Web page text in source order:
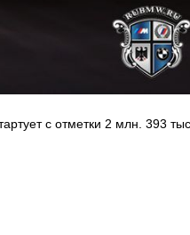
с отметки 2 млн. 393 тыс.